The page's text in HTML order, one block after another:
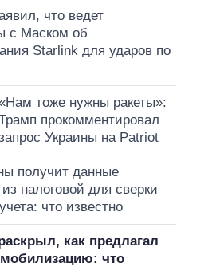
что ведет
с Маском об
Starlink для ударов по
тоже нужны ракеты»:
прокомментировал
Украины на Patriot
получит данные
налоговой для сверки
что известно
как предлагал
что